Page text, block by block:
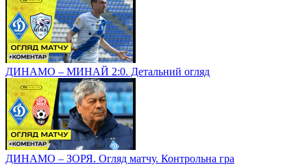
ДИНАМО – МИНАЙ 2:0. Детальний огляд
ДИНАМО – ЗОРЯ. Огляд матчу. Контрольна гра